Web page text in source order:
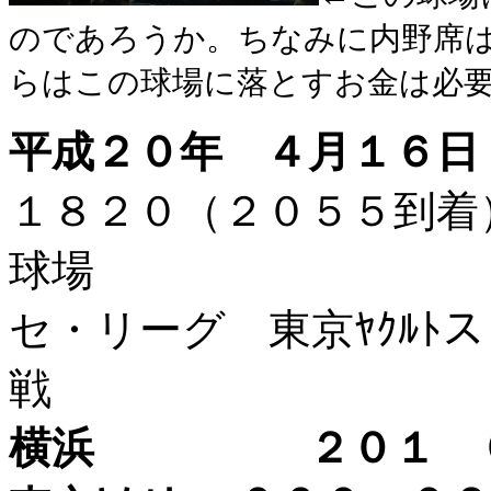
のであろうか。ちなみに内野席
らはこの球場に落とすお金は必
平成２０年 ４月１６日
１８２０（２０５５
球場
セ・リーグ 東京ﾔｸﾙﾄ
戦
横浜 ２０１ ０